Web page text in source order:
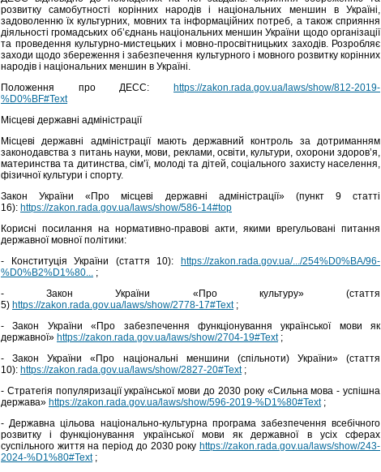
розвитку самобутності корінних народів і національних меншин в Україні,
задоволенню їх культурних, мовних та інформаційних потреб, а також сприяння
діяльності громадських об’єднань національних меншин України щодо організації
та проведення культурно-мистецьких і мовно-просвітницьких заходів. Розробляє
заходи щодо збереження і забезпечення культурного і мовного розвитку корінних
народів і національних меншин в Україні.
Положення про ДЕСС: https://zakon.rada.gov.ua/laws/show/812-2019-
%D0%BF#Text
Місцеві державні адміністрації
Місцеві державні адміністрації мають державний контроль за дотриманням
законодавства з питань науки, мови, реклами, освіти, культури, охорони здоров’я,
материнства та дитинства, сім’ї, молоді та дітей, соціального захисту населення,
фізичної культури і спорту.
Закон України «Про місцеві державні адміністрації» (пункт 9 статті
16): https://zakon.rada.gov.ua/laws/show/586-14#top
Корисні посилання на нормативно-правові акти, якими врегульовані питання
державної мовної політики:
- Конституція України (стаття 10): https://zakon.rada.gov.ua/.../254%D0%BA/96-
%D0%B2%D1%80... ;
- Закон України «Про культуру» (стаття
5) https://zakon.rada.gov.ua/laws/show/2778-17#Text;
- Закон України «Про забезпечення функціонування української мови як
державної» https://zakon.rada.gov.ua/laws/show/2704-19#Text;
- Закон України «Про національні меншини (спільноти) України» (стаття
10): https://zakon.rada.gov.ua/laws/show/2827-20#Text;
- Стратегія популяризації української мови до 2030 року «Сильна мова - успішна
держава» https://zakon.rada.gov.ua/laws/show/596-2019-%D1%80#Text;
- Державна цільова національно-культурна програма забезпечення всебічного
розвитку і функціонування української мови як державної в усіх сферах
суспільного життя на період до 2030 року https://zakon.rada.gov.ua/laws/show/243-
2024-%D1%80#Text;